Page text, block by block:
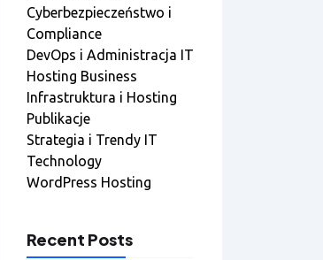
Cyberbezpieczeństwo i
Compliance
DevOps i Administracja IT
Hosting Business
Infrastruktura i Hosting
Publikacje
Strategia i Trendy IT
Technology
WordPress Hosting
Recent Posts